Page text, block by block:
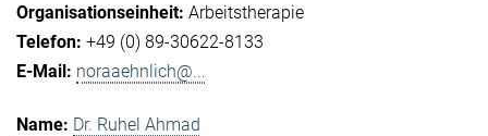
Arbeitstherapie
+49 (0) 89-30622-8133
noraaehnlich@...
Dr. Ruhel Ahmad